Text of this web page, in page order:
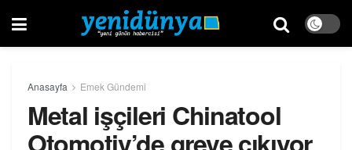
Anasayfa Emek Gündemi
Metal işçileri Chinatool